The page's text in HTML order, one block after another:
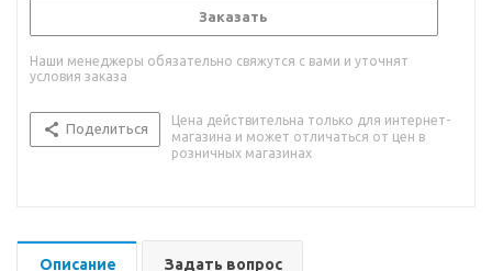
Заказать
Наши менеджеры обязательно свяжутся с вами и уточнят
условия заказа
Поделиться
Цена действительна только для интернет-
магазина и может отличаться от цен в
розничных магазинах
Описание Задать вопрос